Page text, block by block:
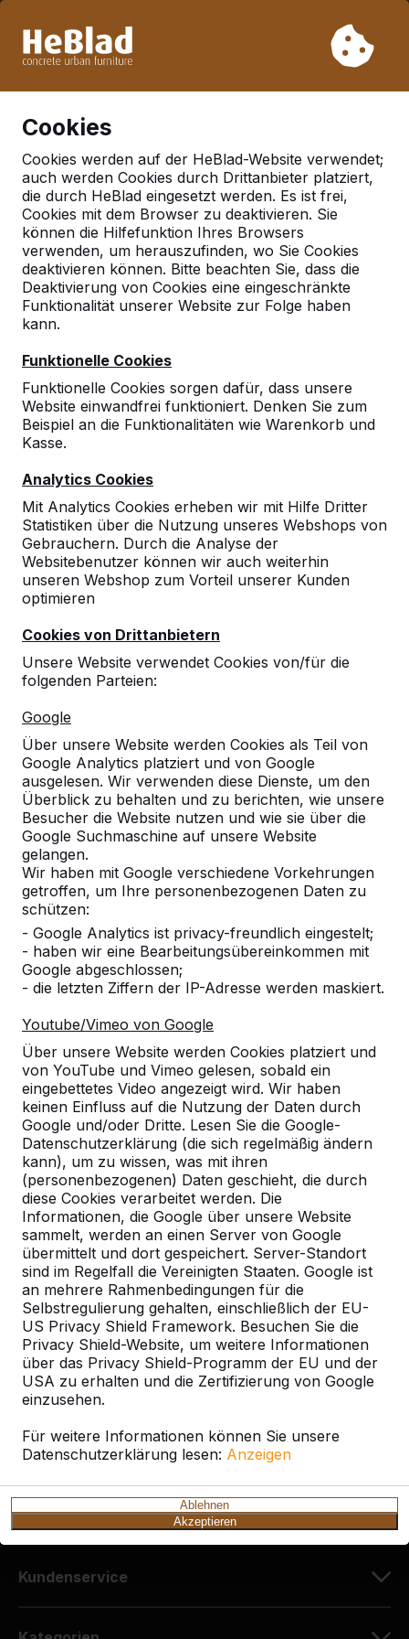
Woche 33 nicht. Bitte berücksichtigen Sie daher längere
Cookies
Cookies werden auf der HeBlad-Website verwendet;
auch werden Cookies durch Drittanbieter platziert,
die durch HeBlad eingesetzt werden. Es ist frei,
Cookies mit dem Browser zu deaktivieren. Sie
können die Hilfefunktion Ihres Browsers
verwenden, um herauszufinden, wo Sie Cookies
deaktivieren können. Bitte beachten Sie, dass die
Deaktivierung von Cookies eine eingeschränkte
Funktionalität unserer Website zur Folge haben
kann.
Funktionelle Cookies
Funktionelle Cookies sorgen dafür, dass unsere
Website einwandfrei funktioniert. Denken Sie zum
Beispiel an die Funktionalitäten wie Warenkorb und
Kasse.
Analytics Cookies
Mit Analytics Cookies erheben wir mit Hilfe Dritter
Statistiken über die Nutzung unseres Webshops von
Gebrauchern. Durch die Analyse der
Websitebenutzer können wir auch weiterhin
unseren Webshop zum Vorteil unserer Kunden
optimieren
Cookies von Drittanbietern
Unsere Website verwendet Cookies von/für die
folgenden Parteien:
Google
Über unsere Website werden Cookies als Teil von
Google Analytics platziert und von Google
ausgelesen. Wir verwenden diese Dienste, um den
Überblick zu behalten und zu berichten, wie unsere
Besucher die Website nutzen und wie sie über die
Google Suchmaschine auf unsere Website
gelangen.
Wir haben mit Google verschiedene Vorkehrungen
getroffen, um Ihre personenbezogenen Daten zu
schützen:
- Google Analytics ist privacy-freundlich eingestelt;
- haben wir eine Bearbeitungsübereinkommen mit
Google abgeschlossen;
- die letzten Ziffern der IP-Adresse werden maskiert.
Youtube/Vimeo von Google
Über unsere Website werden Cookies platziert und
von YouTube und Vimeo gelesen, sobald ein
eingebettetes Video angezeigt wird. Wir haben
keinen Einfluss auf die Nutzung der Daten durch
Google und/oder Dritte. Lesen Sie die Google-
Datenschutzerklärung (die sich regelmäßig ändern
kann), um zu wissen, was mit ihren
(personenbezogenen) Daten geschieht, die durch
diese Cookies verarbeitet werden. Die
Informationen, die Google über unsere Website
sammelt, werden an einen Server von Google
übermittelt und dort gespeichert. Server-Standort
sind im Regelfall die Vereinigten Staaten. Google ist
an mehrere Rahmenbedingungen für die
Selbstregulierung gehalten, einschließlich der EU-
US Privacy Shield Framework. Besuchen Sie die
Privacy Shield-Website, um weitere Informationen
über das Privacy Shield-Programm der EU und der
USA zu erhalten und die Zertifizierung von Google
einzusehen.
Für weitere Informationen können Sie unsere
Datenschutzerklärung lesen: Anzeigen
Ablehnen
Akzeptieren
Deutschland
Referenties in:Aschheim
Geen reviews gevonden voor deze
locatie.
Referenzen
Unsere Produkte finden Sie in ganz Europa
und darüber hinaus. Sehen Sie hier, wo Sie
ein HeBlad-Produkt in Ihrer Nähe finden.
Produkt
Alles anzeigen
Kategorie
Alles anzeigen
Ort oder Postleitzahl suchen
Zie ook
Feldkirchen Kirchheim
Kontakt
HeBlad Deutschland
Diekerstraße 97
42781 Haan
Deutschland
+49 212 934 77 25
info@HeBlad.de
Kundenservice